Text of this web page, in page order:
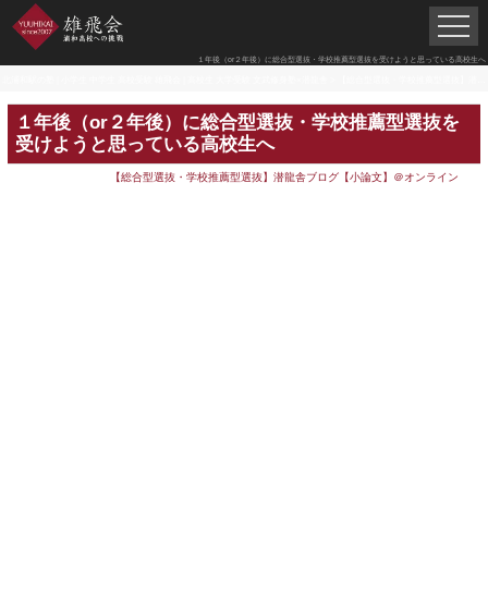
１年後（or２年後）に総合型選抜・学校推薦型選抜を受けようと思っている高校生へ
１年後（or２年後）に総合型選抜・学校推薦型選抜を
受けようと思っている高校生へ
【総合型選抜・学校推薦型選抜】潜龍舎ブログ【小論文】＠オンライン